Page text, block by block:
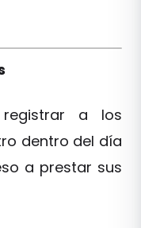
a los
dentro del día
a prestar sus